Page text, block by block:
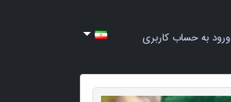
ورود به حساب کاربری